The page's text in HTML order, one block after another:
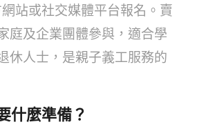
站或社交媒體平台報名。賣
庭及企業團體參與，適合學
休人士，是親子義工服務的
什麼準備？